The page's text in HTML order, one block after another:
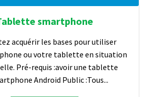
smartphone
acquérir les bases pour utiliser
ou votre tablette en situation
Pré-requis :avoir une tablette
Android Public :Tous...